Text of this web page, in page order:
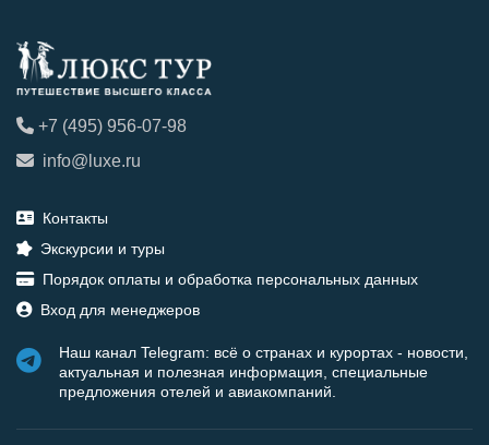
+7 (495) 956-07-98
info@luxe.ru
Контакты
Экскурсии и туры
Порядок оплаты и обработка персональных данных
Вход для менеджеров
Наш канал Telegram: всё о странах и курортах - новости,
актуальная и полезная информация, специальные
предложения отелей и авиакомпаний.